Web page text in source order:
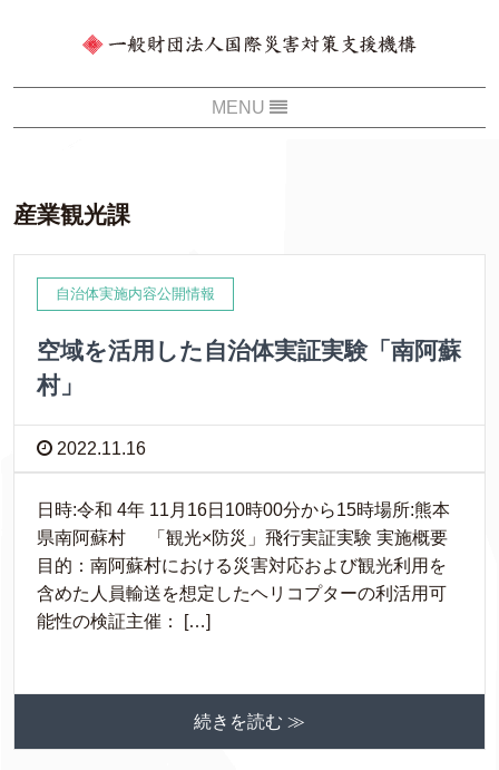
産業観光課
自治体実施内容公開情報
空域を活用した自治体実証実験「南阿蘇
村」
2022.11.16
日時:令和 4年 11月16日10時00分から15時場所:熊本
県南阿蘇村 「観光×防災」飛行実証実験 実施概要
目的：南阿蘇村における災害対応および観光利用を
含めた人員輸送を想定したヘリコプターの利活用可
能性の検証主催： […]
続きを読む ≫